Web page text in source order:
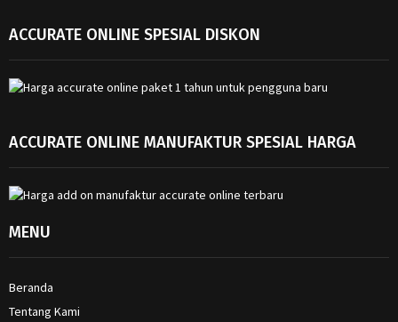
ACCURATE ONLINE SPESIAL DISKON
ACCURATE ONLINE MANUFAKTUR SPESIAL HARGA
MENU
Beranda
Tentang Kami